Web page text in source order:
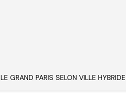
LE GRAND PARIS SELON VILLE HYBRIDE